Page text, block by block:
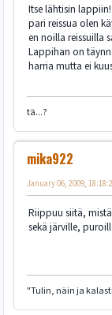
Itse lähtisin lappiin!
pari reissua olen
en noilla reissuilla
Lappihan on
harria mutta ei
tä...?
mika922
January 06, 2009,
Riippuu siitä,
sekä järville,
"Tulin, näin ja